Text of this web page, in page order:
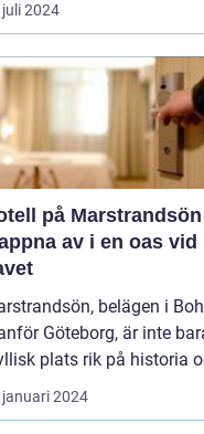
2024
på
av i en oas vid
belägen i
Göteborg, är inte
plats rik på historia
2024